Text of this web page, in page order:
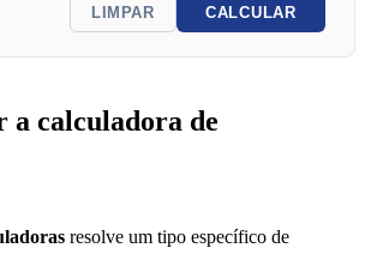
LIMPAR CALCULAR
a calculadora de
resolve um tipo específico de